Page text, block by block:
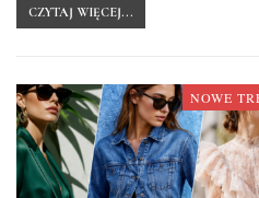
CZYTAJ WIĘCEJ...
NOWE